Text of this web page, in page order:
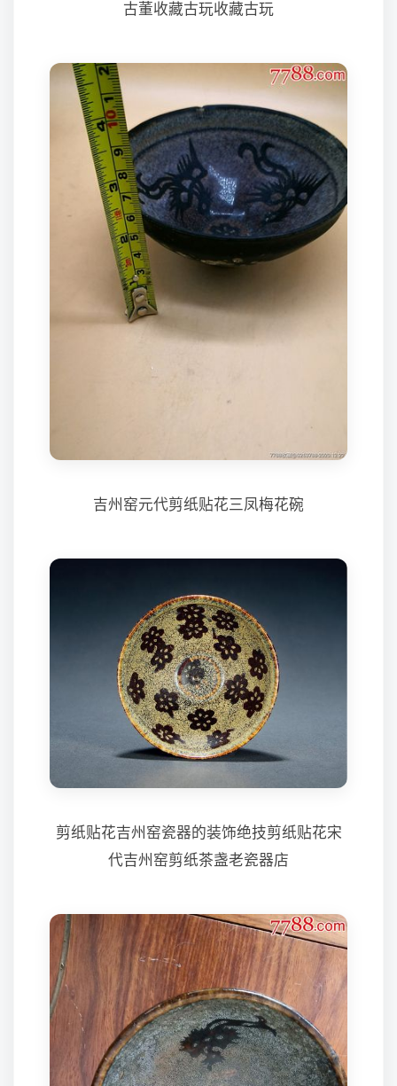
古董收藏古玩收藏古玩
吉州窑元代剪纸贴花三凤梅花碗
剪纸贴花吉州窑瓷器的装饰绝技剪纸贴花宋
代吉州窑剪纸茶盏老瓷器店